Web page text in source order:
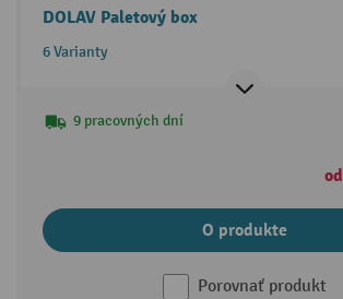
DOLAV Paletový box
6 Varianty
9 pracovných dní
od
O produkte
Porovnať produkt